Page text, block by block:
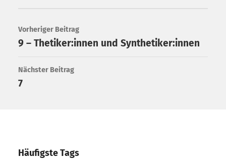
Vorheriger Beitrag
9 – Thetiker:innen und Synthetiker:innen
Nächster Beitrag
7
Häufigste Tags